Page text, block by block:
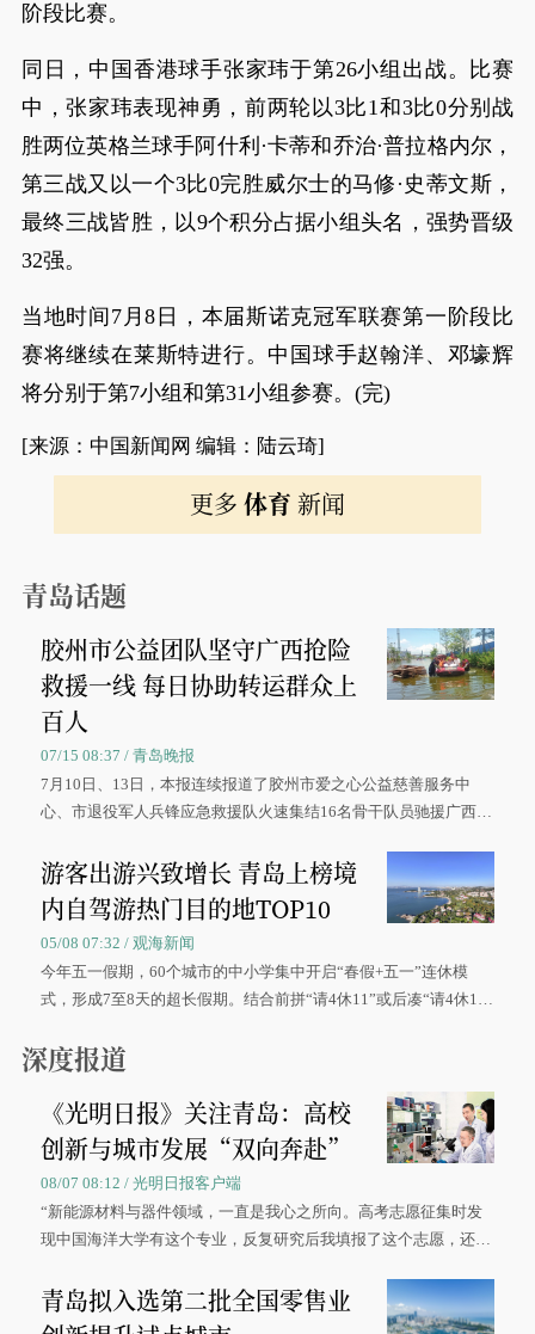
阶段比赛。
同日，中国香港球手张家玮于第26小组出战。比赛
中，张家玮表现神勇，前两轮以3比1和3比0分别战
胜两位英格兰球手阿什利·卡蒂和乔治·普拉格内尔，
第三战又以一个3比0完胜威尔士的马修·史蒂文斯，
最终三战皆胜，以9个积分占据小组头名，强势晋级
32强。
当地时间7月8日，本届斯诺克冠军联赛第一阶段比
赛将继续在莱斯特进行。中国球手赵翰洋、邓壕辉
将分别于第7小组和第31小组参赛。(完)
[来源：中国新闻网 编辑：陆云琦]
更多 体育 新闻
青岛话题
胶州市公益团队坚守广西抢险
救援一线 每日协助转运群众上
百人
07/15 08:37 / 青岛晚报
7月10日、13日，本报连续报道了胶州市爱之心公益慈善服务中
心、市退役军人兵锋应急救援队火速集结16名骨干队员驰援广西灾
游客出游兴致增长 青岛上榜境
内自驾游热门目的地TOP10
05/08 07:32 / 观海新闻
今年五一假期，60个城市的中小学集中开启“春假+五一”连休模
式，形成7至8天的超长假期。结合前拼“请4休11”或后凑“请4休1
深度报道
《光明日报》关注青岛：高校
创新与城市发展“双向奔赴”
08/07 08:12 / 光明日报客户端
“新能源材料与器件领域，一直是我心之所向。高考志愿征集时发
现中国海洋大学有这个专业，反复研究后我填报了这个志愿，还真
大学材料科学与工程学院材料类专业的录取通知书。
青岛拟入选第二批全国零售业